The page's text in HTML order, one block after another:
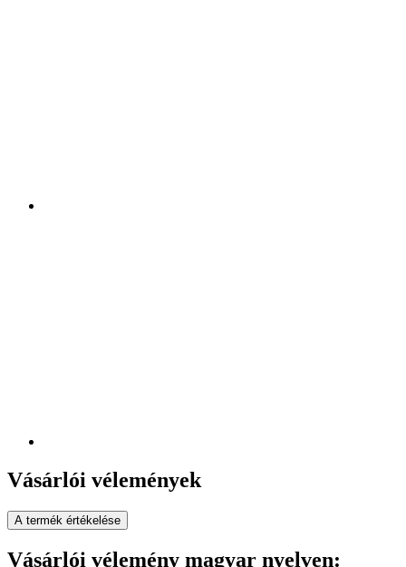
Vásárlói vélemények
A termék értékelése
Vásárlói vélemény magyar nyelven: